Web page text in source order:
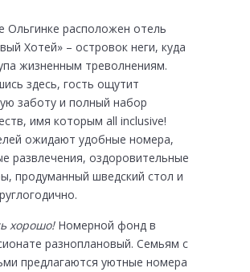
Ольгинке расположен отель
Хотей» – островок неги, куда
жизненным треволнениям.
здесь, гость ощутит
заботу и полный набор
имя которым all inclusive!
ожидают удобные номера,
развлечения, оздоровительные
продуманный шведский стол и
хорошо!Номерной фонд в
разноплановый. Семьям с
предлагаются уютные номера